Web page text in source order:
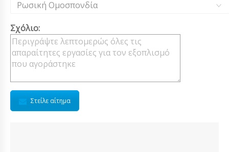
Ρωσική Ομοσπονδία
Σχόλιο:
Στείλε αίτημα